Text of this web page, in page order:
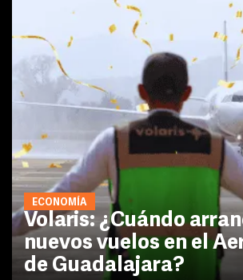
ECONOMÍA
Volaris: ¿Cuándo
nuevos vuelos en el
de Guadalajara?